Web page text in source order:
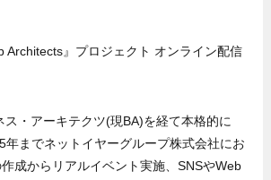
Architects』プロジェクト オンライン配信
ス・アーキテクツ(現BA)を経て本格的に
年までネットイヤーグループ株式会社にお
成からリアルイベント実施、SNSやWeb